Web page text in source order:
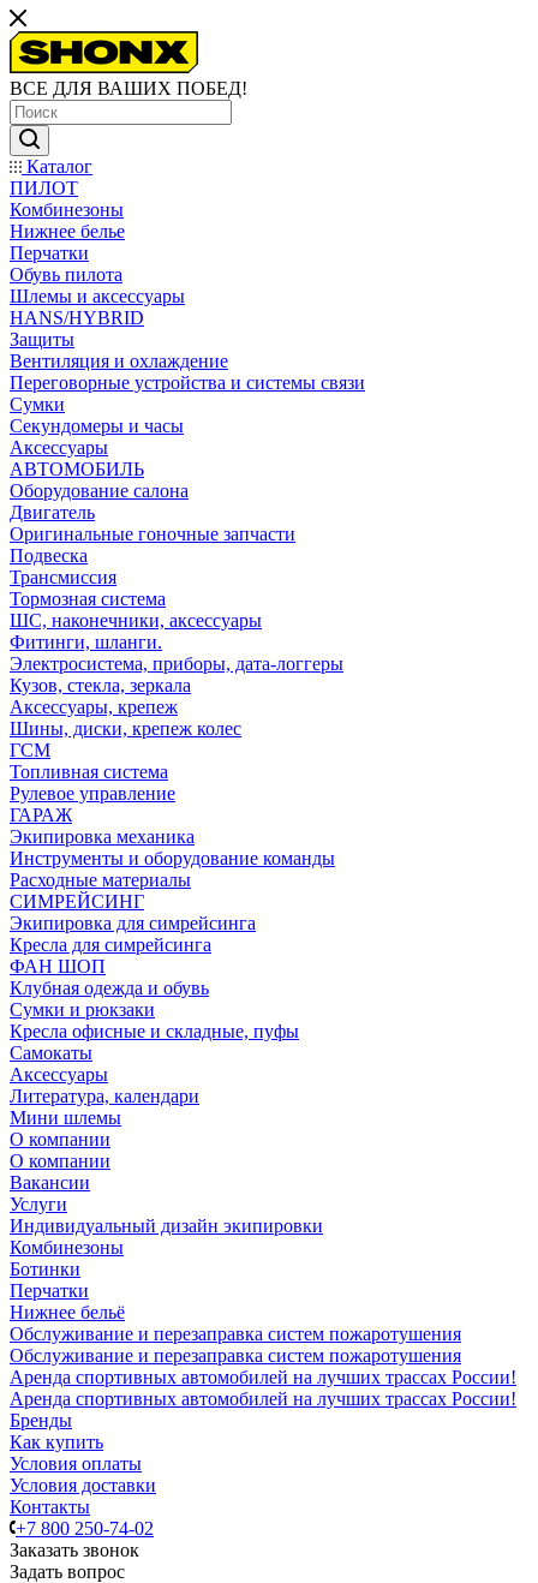
ВСЕ ДЛЯ ВАШИХ ПОБЕД!
Каталог
ПИЛОТ
Комбинезоны
Нижнее белье
Перчатки
Обувь пилота
Шлемы и аксессуары
HANS/HYBRID
Защиты
Вентиляция и охлаждение
Переговорные устройства и системы связи
Сумки
Секундомеры и часы
Аксессуары
АВТОМОБИЛЬ
Оборудование салона
Двигатель
Оригинальные гоночные запчасти
Подвеска
Трансмиссия
Тормозная система
ШС, наконечники, аксессуары
Фитинги, шланги.
Электросистема, приборы, дата-логгеры
Кузов, стекла, зеркала
Аксессуары, крепеж
Шины, диски, крепеж колес
ГСМ
Топливная система
Рулевое управление
ГАРАЖ
Экипировка механика
Инструменты и оборудование команды
Расходные материалы
СИМРЕЙСИНГ
Экипировка для симрейсинга
Кресла для симрейсинга
ФАН ШОП
Клубная одежда и обувь
Сумки и рюкзаки
Кресла офисные и складные, пуфы
Самокаты
Аксессуары
Литература, календари
Мини шлемы
О компании
О компании
Вакансии
Услуги
Индивидуальный дизайн экипировки
Комбинезоны
Ботинки
Перчатки
Нижнее бельё
Обслуживание и перезаправка систем пожаротушения
Обслуживание и перезаправка систем пожаротушения
Аренда спортивных автомобилей на лучших трассах России!
Аренда спортивных автомобилей на лучших трассах России!
Бренды
Как купить
Условия оплаты
Условия доставки
Контакты
+7 800 250-74-02
Заказать звонок
Задать вопрос